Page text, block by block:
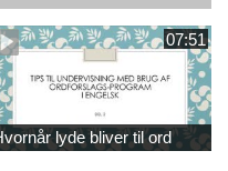
07:51
lyde bliver til ord